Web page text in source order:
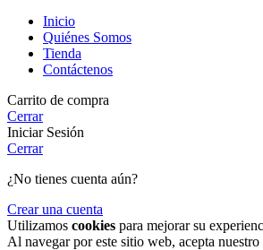
Inicio
Quiénes Somos
Tienda
Contáctenos
Carrito de compra
Cerrar
Iniciar Sesión
Cerrar
¿No tienes cuenta aún?
Crear una cuenta
Utilizamos cookies para mejorar su
Al navegar por este sitio web, acepta nuestro